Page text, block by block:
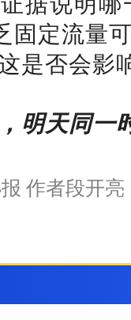
固定流量
是否会影
明天同一
作者段开亮